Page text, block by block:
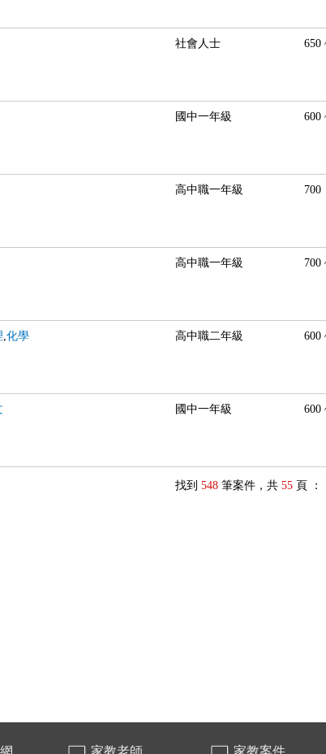
社會人士 650
國中一年級 600
高中職一年級 700
高中職一年級 700
,化學 高中職二年級 600
國中一年級 600
找到 548 筆案件，共 55 頁 ：
家教老師 家教案件